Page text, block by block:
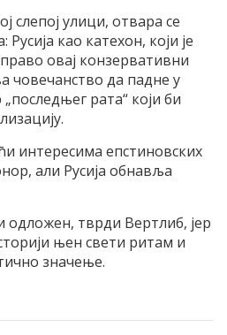
слепој улици, отвара се
Русија као катехон, који је
овај конзервативни
човечанство да падне у
рата“ који би
интересима епстиновских
али Русија обнавља
одложен, тврди Вертлиб, јер
њен свети ритам и
значење.